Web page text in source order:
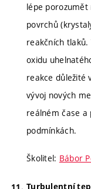
lépe porozumět
povrchů
reakčních tlaků.
oxidu
reakce důležité
vývoj nových
reálném čase
podmínkách.
Školitel: Bábor
Turbulentní